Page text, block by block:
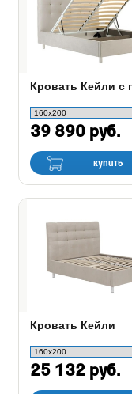
39 890 руб.
купить
Кровать Кейли
25 132 руб.